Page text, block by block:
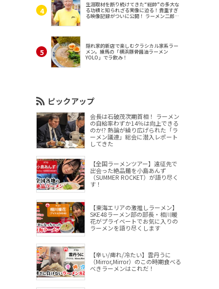
生涯取材を断り続けてきた“総帥”の多大な
る功績と知られざる実像に迫る！貴重すぎ
る映像記録がついに公開！ ラーメン二郎
隠れ家的新店で楽しむクラシカル家系ラー
メン。練馬の「横浜豚骨醤油ラーメン
YOLO」でラ飲み！
ピックアップ
会長は石破茂次期首相！ ラーメン
の自給率わずか14％は向上できる
のか!? 熱論が繰り広げられた「ラ
ーメン議連」総会に潜入レポート
してきた
【全国ラーメンツアー】遠征先で
出会った絶品麺を小島あんず
（SUMMER ROCKET）が語り尽く
す！
【東海エリアの激推しラーメン】
SKE48ラーメン部の部長・相川暖
花がプライベートでお気に入りの
ラーメンを語り尽くします
【辛い/痺れ/冷たい】雲丹うに
（Mirror,Mirror）のこの時期食べる
べきラーメンはこれだ！